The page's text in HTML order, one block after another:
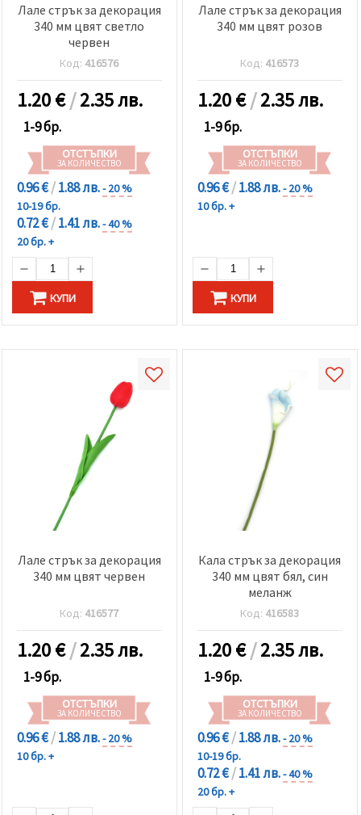
Лале стрък за декорация
340 мм цвят светло
червен
Код: 416576
1.20€/2.35 лв.
1-9 бр.
ОТСТЪПКИ
ЗА КОЛИЧЕСТВО
0.96 €/1.88 лв.- 20 %
10-19 бр.
0.72 €/1.41 лв.- 40 %
20 бр. +
КУПИ
Лале стрък за декорация
340 мм цвят розов
Код: 416573
1.20€/2.35 лв.
1-9 бр.
ОТСТЪПКИ
ЗА КОЛИЧЕСТВО
0.96 €/1.88 лв.- 20 %
10 бр. +
КУПИ
Лале стрък за декорация
340 мм цвят червен
Код: 416577
1.20€/2.35 лв.
1-9 бр.
ОТСТЪПКИ
ЗА КОЛИЧЕСТВО
0.96 €/1.88 лв.- 20 %
10 бр. +
Кала стрък за декорация
340 мм цвят бял, син
меланж
Код: 416583
1.20€/2.35 лв.
1-9 бр.
ОТСТЪПКИ
ЗА КОЛИЧЕСТВО
0.96 €/1.88 лв.- 20 %
10-19 бр.
0.72 €/1.41 лв.- 40 %
20 бр. +